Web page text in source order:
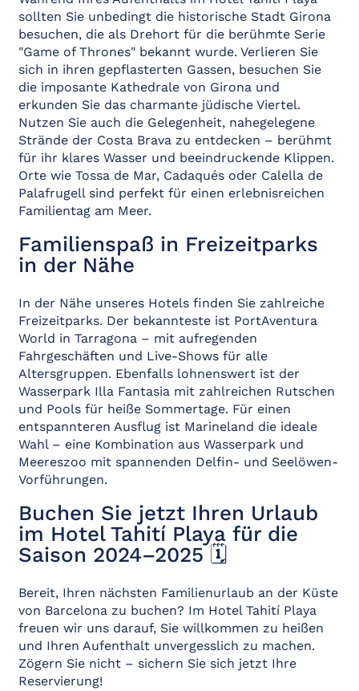
sollten Sie unbedingt die historische Stadt Girona
besuchen, die als Drehort für die berühmte Serie
"Game of Thrones" bekannt wurde. Verlieren Sie
sich in ihren gepflasterten Gassen, besuchen Sie
die imposante Kathedrale von Girona und
erkunden Sie das charmante jüdische Viertel.
Nutzen Sie auch die Gelegenheit, nahegelegene
Strände der Costa Brava zu entdecken – berühmt
für ihr klares Wasser und beeindruckende Klippen.
Orte wie Tossa de Mar, Cadaqués oder Calella de
Palafrugell sind perfekt für einen erlebnisreichen
Familientag am Meer.
Familienspaß in Freizeitparks
in der Nähe
In der Nähe unseres Hotels finden Sie zahlreiche
Freizeitparks. Der bekannteste ist PortAventura
World in Tarragona – mit aufregenden
Fahrgeschäften und Live-Shows für alle
Altersgruppen. Ebenfalls lohnenswert ist der
Wasserpark Illa Fantasia mit zahlreichen Rutschen
und Pools für heiße Sommertage. Für einen
entspannteren Ausflug ist Marineland die ideale
Wahl – eine Kombination aus Wasserpark und
Meereszoo mit spannenden Delfin- und Seelöwen-
Vorführungen.
Buchen Sie jetzt Ihren Urlaub
im Hotel Tahití Playa für die
Saison 2024–2025 🗓️
Bereit, Ihren nächsten Familienurlaub an der Küste
von Barcelona zu buchen? Im Hotel Tahití Playa
freuen wir uns darauf, Sie willkommen zu heißen
und Ihren Aufenthalt unvergesslich zu machen.
Zögern Sie nicht – sichern Sie sich jetzt Ihre
Reservierung!